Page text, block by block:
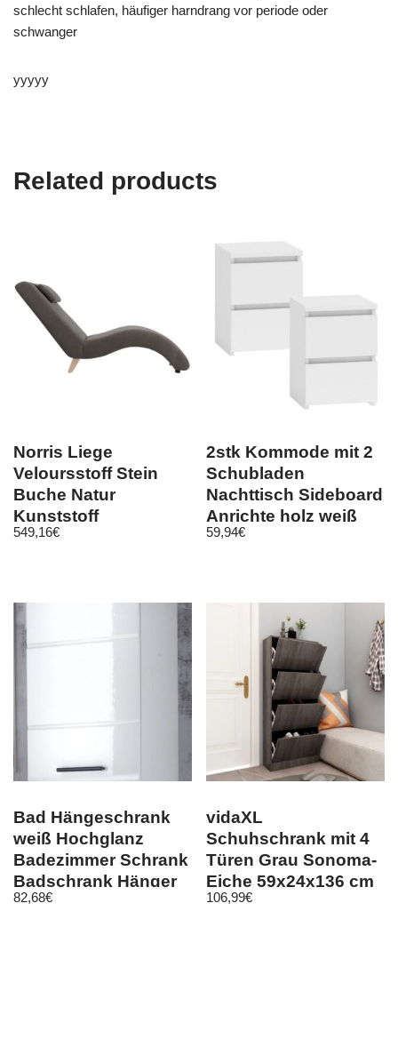
schlecht schlafen, häufiger harndrang vor periode oder
schwanger
yyyyy
Related products
Norris Liege
Veloursstoff Stein
Buche Natur
Kunststoff
549,16€
2stk Kommode mit 2
Schubladen
Nachttisch Sideboard
Anrichte holz weiß
59,94€
Bad Hängeschrank
weiß Hochglanz
Badezimmer Schrank
Badschrank Hänger
30×77 cm Skin
82,68€
vidaXL
Schuhschrank mit 4
Türen Grau Sonoma-
Eiche 59x24x136 cm
106,99€